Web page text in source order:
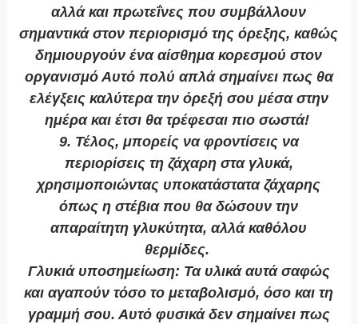
αλλά και πρωτεΐνες που συμβάλλουν
σημαντικά στον περιορισμό της όρεξης, καθώς
δημιουργούν ένα αίσθημα κορεσμού στον
οργανισμό Αυτό πολύ απλά σημαίνει πως θα
ελέγξεις καλύτερα την όρεξή σου μέσα στην
ημέρα και έτσι θα τρέφεσαι πιο σωστά!
9. Τέλος, μπορείς να φροντίσεις να
περιορίσεις τη ζάχαρη στα γλυκά,
χρησιμοποιώντας υποκατάστατα ζάχαρης
όπως η στέβια που θα δώσουν την
απαραίτητη γλυκύτητα, αλλά καθόλου
θερμίδες.
Γλυκιά υποσημείωση: Τα υλικά αυτά σαφώς
και αγαπούν τόσο το μεταβολισμό, όσο και τη
γραμμή σου. Αυτό φυσικά δεν σημαίνει πως